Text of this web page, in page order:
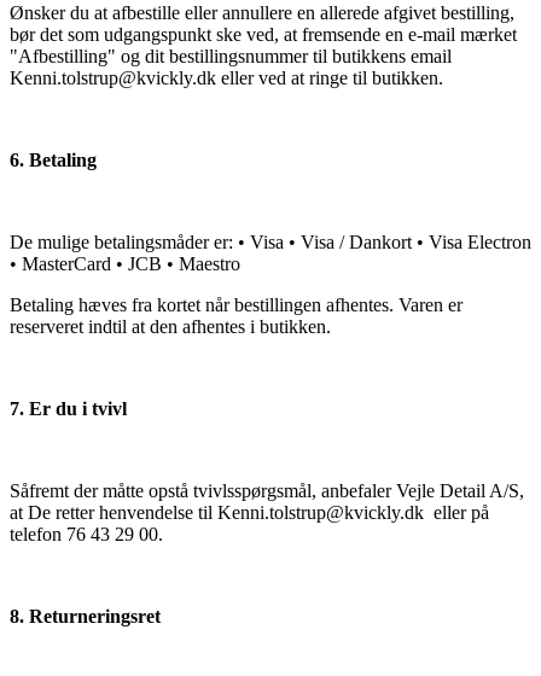
Ønsker du at afbestille eller annullere en allerede afgivet bestilling,
bør det som udgangspunkt ske ved, at fremsende en e-mail mærket
"Afbestilling" og dit bestillingsnummer til butikkens email
Kenni.tolstrup@kvickly.dk eller ved at ringe til butikken.
6. Betaling
De mulige betalingsmåder er: • Visa • Visa / Dankort • Visa Electron
• MasterCard • JCB • Maestro
Betaling hæves fra kortet når bestillingen afhentes. Varen er
reserveret indtil at den afhentes i butikken.
7. Er du i tvivl
Såfremt der måtte opstå tvivlsspørgsmål, anbefaler Vejle Detail A/S,
at De retter henvendelse til Kenni.tolstrup@kvickly.dk eller på
telefon 76 43 29 00.
8. Returneringsret